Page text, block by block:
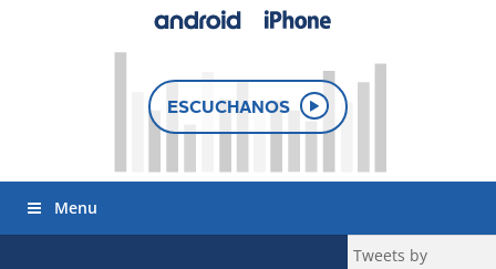
ESCUCHANOS
Menu
Tweets by